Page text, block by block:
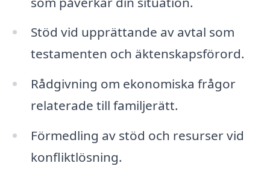
Stöd vid upprättande av avtal som
testamenten och äktenskapsförord.
Rådgivning om ekonomiska frågor
relaterade till familjerätt.
Förmedling av stöd och resurser vid
konfliktlösning.